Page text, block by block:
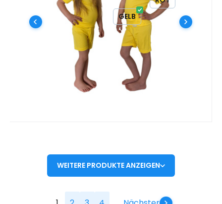
WEISS
GELB
Favorit
Vergleichen Sie
Freien. # Funktional | antibakteriell |
schnell trocknend | bügelfrei |
schmutzabweisend #
WEITERE PRODUKTE ANZEIGEN